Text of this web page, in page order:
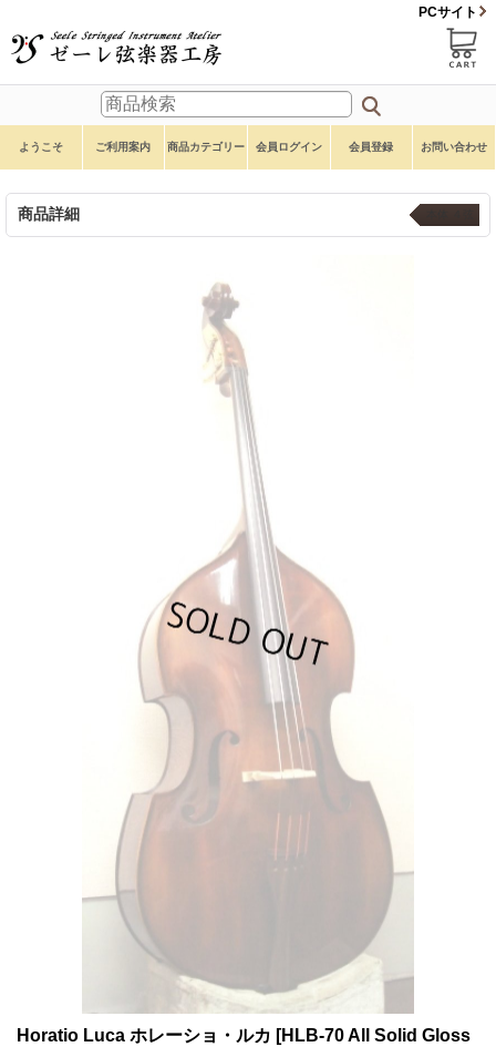
PCサイト
ようこそ ご利用案内 商品カテゴリー 会員ログイン 会員登録 お問い合わせ
商品詳細
Horatio Luca ホレーショ・ルカ [HLB-70 All Solid Gloss